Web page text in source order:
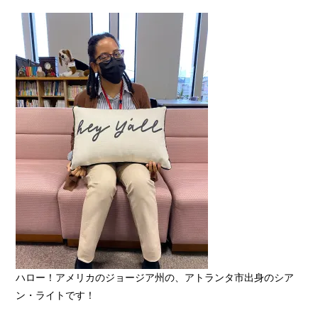
ハロー！アメリカのジョージア州の、アトランタ市出身のシア
ン・ライトです！